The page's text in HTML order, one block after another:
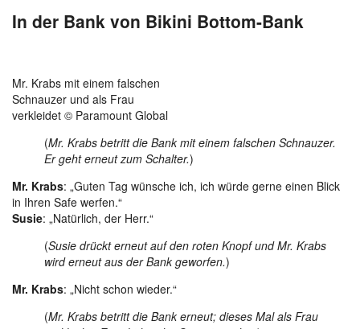
In der Bank von Bikini Bottom-Bank
Mr. Krabs mit einem falschen
Schnauzer und als Frau
verkleidet © Paramount Global
(Mr. Krabs betritt die Bank mit einem falschen Schnauzer.
Er geht erneut zum Schalter.)
Mr. Krabs: „Guten Tag wünsche ich, ich würde gerne einen Blick
in Ihren Safe werfen.“
Susie: „Natürlich, der Herr.“
(Susie drückt erneut auf den roten Knopf und Mr. Krabs
wird erneut aus der Bank geworfen.)
Mr. Krabs: „Nicht schon wieder.“
(Mr. Krabs betritt die Bank erneut; dieses Mal als Frau